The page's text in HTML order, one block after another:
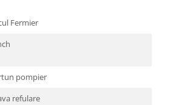
rufe
uscator
Fermier
pompier
refulare